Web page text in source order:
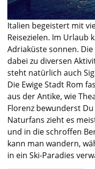
Italien begeistert mit
Reisezielen. Im Urlaub
Adriaküste sonnen.
dabei zu diversen
steht natürlich auch
Die Ewige Stadt Rom
aus der Antike, wie Th
Florenz bewunderst
Naturfans zieht es
und in die schroffen
kann man wandern,
in ein Ski-Paradies